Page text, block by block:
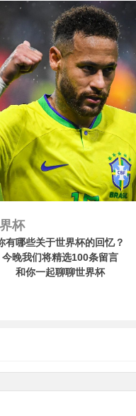
杯
有哪些关于世界杯的回忆？
今晚我们将精选100条留言
和你一起聊聊世界杯